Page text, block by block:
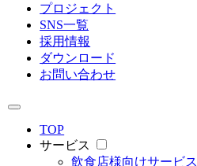
プロジェクト
SNS一覧
採用情報
ダウンロード
お問い合わせ
TOP
サービス
飲食店様向けサービス